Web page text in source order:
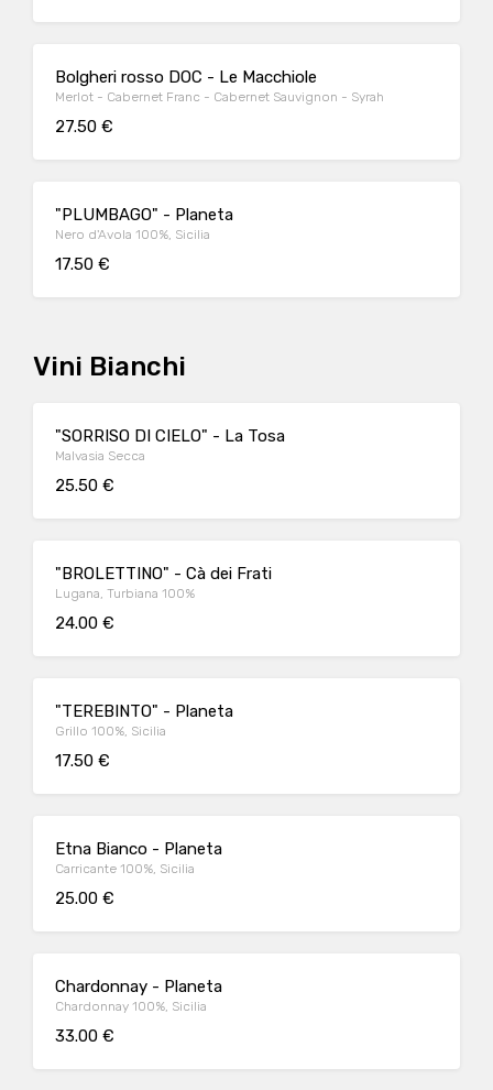
Bolgheri rosso DOC - Le Macchiole
Merlot - Cabernet Franc - Cabernet Sauvignon - Syrah
27.50 €
"PLUMBAGO" - Planeta
Nero d'Avola 100%, Sicilia
17.50 €
Vini Bianchi
"SORRISO DI CIELO" - La Tosa
Malvasia Secca
25.50 €
"BROLETTINO" - Cà dei Frati
Lugana, Turbiana 100%
24.00 €
"TEREBINTO" - Planeta
Grillo 100%, Sicilia
17.50 €
Etna Bianco - Planeta
Carricante 100%, Sicilia
25.00 €
Chardonnay - Planeta
Chardonnay 100%, Sicilia
33.00 €